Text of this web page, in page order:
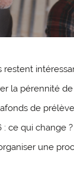
la pérennité
de
: ce qui change ?
une